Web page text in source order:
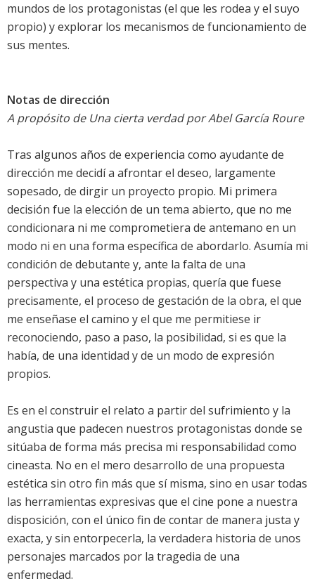
mundos de los protagonistas (el que les rodea y el suyo
propio) y explorar los mecanismos de funcionamiento de
sus mentes.
Notas de dirección
A propósito de Una cierta verdad por Abel García Roure
Tras algunos años de experiencia como ayudante de
dirección me decidí a afrontar el deseo, largamente
sopesado, de dirgir un proyecto propio. Mi primera
decisión fue la elección de un tema abierto, que no me
condicionara ni me comprometiera de antemano en un
modo ni en una forma específica de abordarlo. Asumía mi
condición de debutante y, ante la falta de una
perspectiva y una estética propias, quería que fuese
precisamente, el proceso de gestación de la obra, el que
me enseñase el camino y el que me permitiese ir
reconociendo, paso a paso, la posibilidad, si es que la
había, de una identidad y de un modo de expresión
propios.
Es en el construir el relato a partir del sufrimiento y la
angustia que padecen nuestros protagonistas donde se
sitúaba de forma más precisa mi responsabilidad como
cineasta. No en el mero desarrollo de una propuesta
estética sin otro fin más que sí misma, sino en usar todas
las herramientas expresivas que el cine pone a nuestra
disposición, con el único fin de contar de manera justa y
exacta, y sin entorpecerla, la verdadera historia de unos
personajes marcados por la tragedia de una
enfermedad.